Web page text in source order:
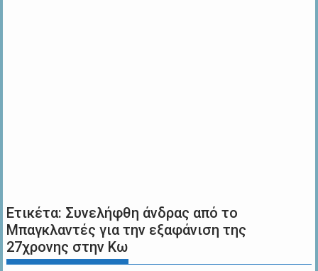
Ετικέτα: Συνελήφθη άνδρας από το
Μπαγκλαντές για την εξαφάνιση της
27χρονης στην Κω